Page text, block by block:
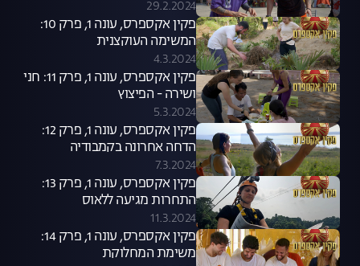
29.2.2024
פקין אקספרס, עונה 1, פרק 10:
המשימה העוקצנית
4.3.2024
פקין אקספרס, עונה 1, פרק 11: חני
ושירה - הפיצוץ
5.3.2024
פקין אקספרס, עונה 1, פרק 12:
הדחה אחרונה בקמבודיה
7.3.2024
פקין אקספרס, עונה 1, פרק 13:
התחרות מגיעה ללאוס
11.3.2024
פקין אקספרס, עונה 1, פרק 14:
משימת המחלוקת